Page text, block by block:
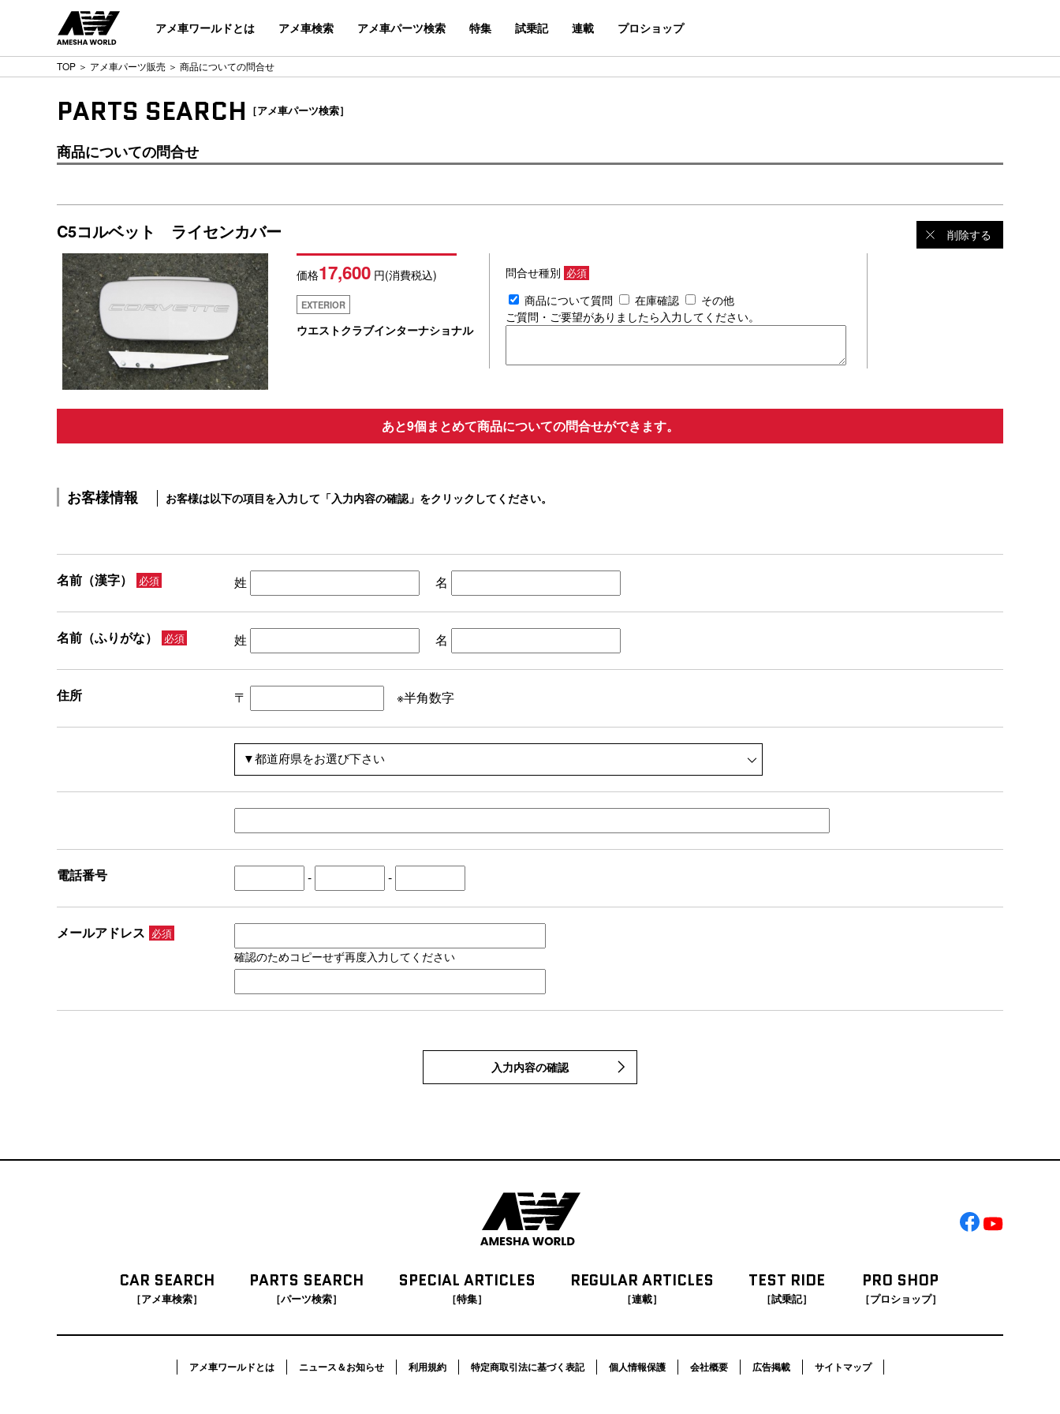
アメ車ワールドとは アメ車検索 アメ車パーツ検索 特集 試乗記 連載 プロショップ
TOP ＞ アメ車パーツ販売 ＞ 商品についての問合せ
PARTS SEARCH ［アメ車パーツ検索］
商品についての問合せ
C5コルベット ライセンカバー 削除する
価格17,600 円(消費税込)
EXTERIOR
ウエストクラブインターナショナル
問合せ種別 必須
商品について質問 在庫確認
その他
ご質問・ご要望がありましたら入力してください。
あと9個まとめて商品についての問合せができます。
お客様情報 お客様は以下の項目を入力して「入力内容の確認」をクリックしてください。
名前（漢字） 必須 姓 名
名前（ふりがな） 必須 姓 名
住所 〒 ※半角数字
電話番号 - -
メールアドレス 必須
確認のためコピーせず再度入力してください
入力内容の確認
CAR SEARCH
［アメ車検索］
PARTS SEARCH
［パーツ検索］
SPECIAL ARTICLES
［特集］
REGULAR ARTICLES
［連載］
TEST RIDE
［試乗記］
PRO SHOP
［プロショップ］
アメ車ワールドとは ニュース＆お知らせ 利用規約 特定商取引法に基づく表記 個人情報保護 会社概要 広告掲載 サイトマップ